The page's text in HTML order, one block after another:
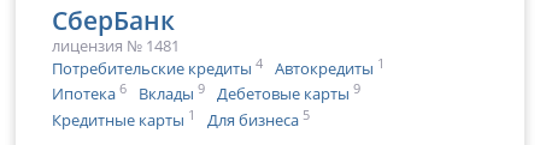
СберБанк
лицензия № 1481
Потребительские кредиты 4 Автокредиты 1
Ипотека 6 Вклады 9 Дебетовые карты 9
Кредитные карты 1 Для бизнеса 5